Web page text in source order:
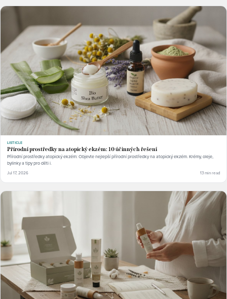
LISTICLE
Přírodní prostředky na atopický ekzém: 10 účinných řešení
Přírodní prostředky atopický ekzém: Objevte nejlepší přírodní prostředky na atopický ekzém. Krémy, oleje,
bylinky a tipy pro děti i.
Jul 17, 2026 13 min read